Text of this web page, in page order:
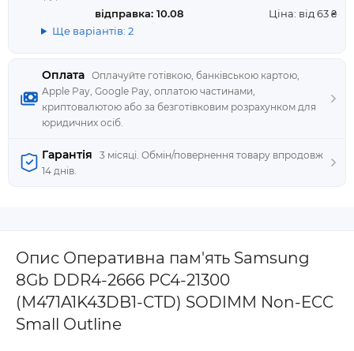
Оплата Оплачуйте готівкою, банківською картою,
Apple Pay, Google Pay, оплатою частинами,
криптовалютою або за безготівковим розрахунком для
юридичних осіб.
відправка: 10.08
Ціна: від 63 ₴
Ще варіантів: 2
Гарантія
3 місяці. Обмін/повернення товару впродовж
14 днів.
Опис Оперативна пам'ять Samsung
8Gb DDR4-2666 PC4-21300
(M471A1K43DB1-CTD) SODIMM Non-ECC
Small Outline